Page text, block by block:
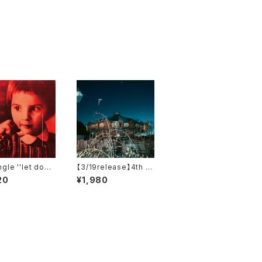
''let dow
【3/19release】4th e.
p "telos"
¥1,980